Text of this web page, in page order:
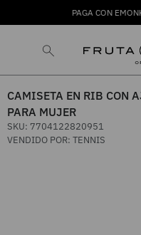
PAGA CON
CAMISETA EN RIB CON
PARA MUJER
SKU: 7704122820951
VENDIDO POR: TENNIS